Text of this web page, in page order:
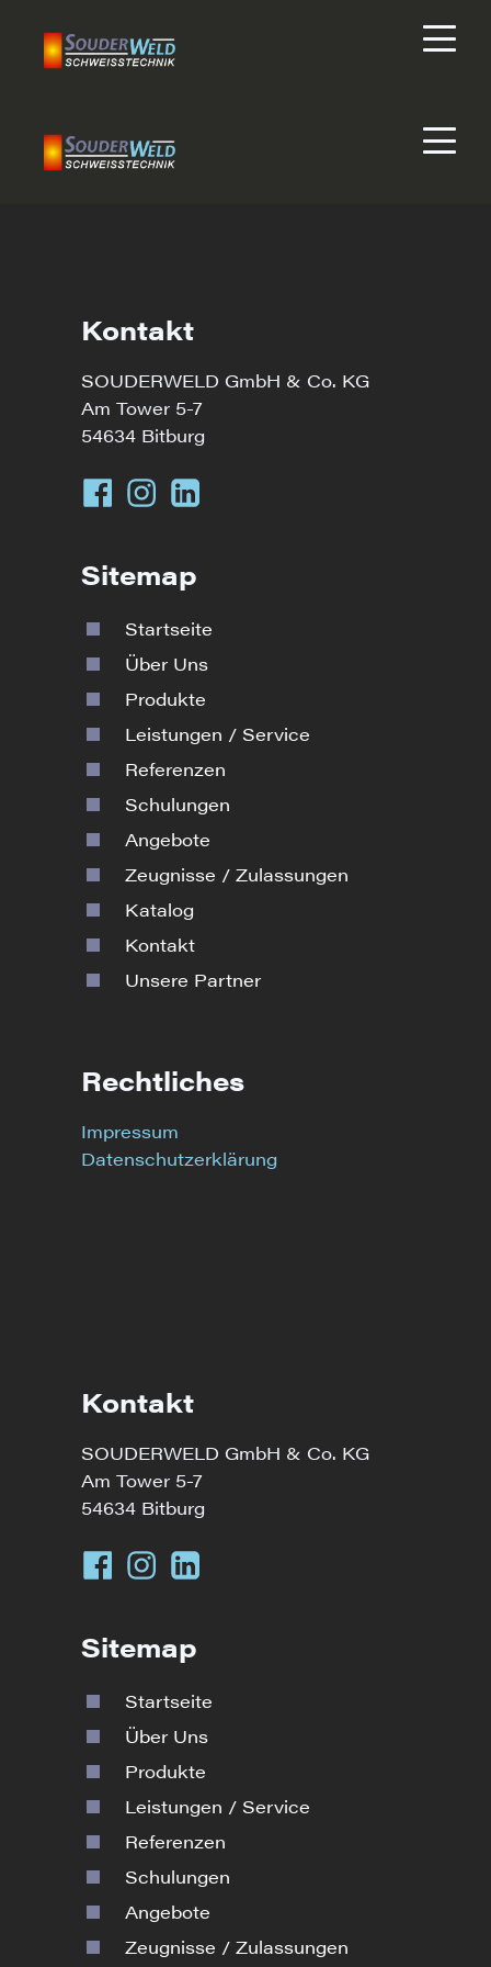
Kontakt
SOUDERWELD GmbH & Co. KG
Am Tower 5-7
54634 Bitburg
Sitemap
Startseite
Über Uns
Produkte
Leistungen / Service
Referenzen
Schulungen
Angebote
Zeugnisse / Zulassungen
Katalog
Kontakt
Unsere Partner
Rechtliches
Impressum
Datenschutzerklärung
Kontakt
SOUDERWELD GmbH & Co. KG
Am Tower 5-7
54634 Bitburg
Sitemap
Startseite
Über Uns
Produkte
Leistungen / Service
Referenzen
Schulungen
Angebote
Zeugnisse / Zulassungen